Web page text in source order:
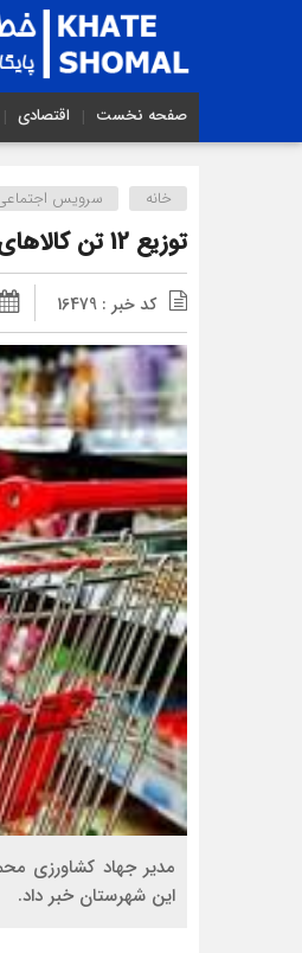
صفحه نخست اقتصادی
خانه سرویس
توزیع 12 تن کالاهای اساسی در محمودآباد
کد خبر : 16479
این شهرستان خبر داد.